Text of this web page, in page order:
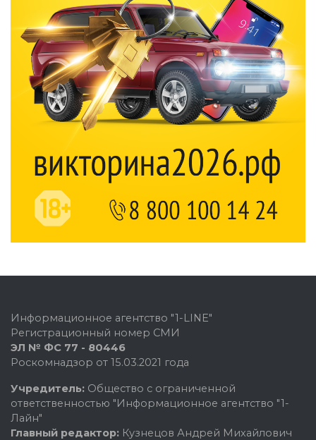
Информационное агентство "1-LINE"
Регистрационный номер СМИ
ЭЛ № ФС 77 - 80446
Роскомнадзор от 15.03.2021 года
Учредитель: Общество с ограниченной
ответственностью "Информационное агентство "1-
Лайн"
Главный редактор: Кузнецов Андрей Михайлович